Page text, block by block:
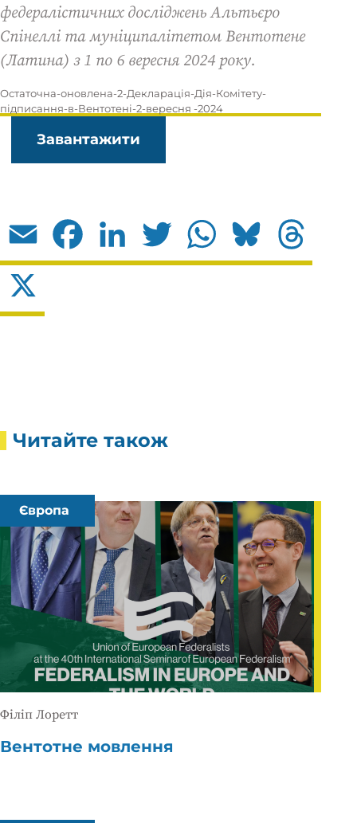
федералістичних досліджень Альтьєро
Спінеллі та муніципалітетом Вентотене
(Латина) з 1 по 6 вересня 2024 року.
Остаточна-оновлена-2-Декларація-Дія-Комітету-
підписання-в-Вентотені-2-вересня -2024
Завантажити
Email Facebook LinkedIn Twitter WhatsApp Bluesky
Читайте також
Європа
Філіп Лоретт
Вентотне мовлення